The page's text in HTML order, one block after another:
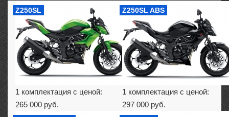
Z250SL
1 комплектация с ценой:
265 000 руб.
Z250SL ABS
1 комплектация с ценой:
297 000 руб.